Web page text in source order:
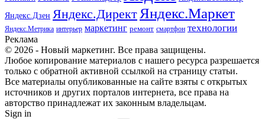
Яндекс.Дзен Яндекс.ДиректЯндекс.Маркет
Яндекс.Метрика интерьер маркетинг ремонт смартфон технологии
Реклама
© 2026 - Новый маркетинг. Все права защищены.
Любое копирование материалов с нашего ресурса разрешается
только с обратной активной ссылкой на страницу статьи.
Все материалы опубликованные на сайте взяты с открытых
источников и других порталов интернета, все права на
авторство принадлежат их законным владельцам.
Sign in